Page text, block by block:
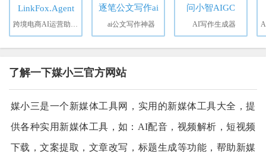
LinkFox.Agent 逐笔公文写作ai
ai公文写作神器
问小智AIGC
AI写作生成器
了解一下媒小三官方网站
媒小三是一个新媒体工具网，实用的新媒体工具大全，提
供各种实用新媒体工具，如：AI配音，视频解析，短视频
下载，文案提取，文章改写，标题生成等功能，帮助新媒